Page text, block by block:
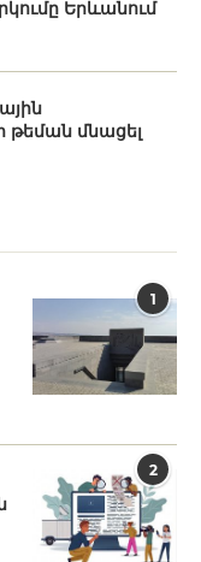
Երևանում
թեման մնացել
1
2